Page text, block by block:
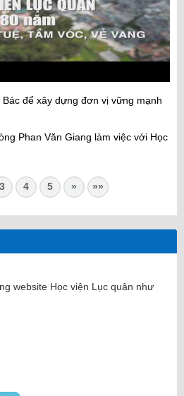
để xây dựng đơn vị vững mạnh
Phan Văn Giang làm việc với Học
3 4 5 » »»
website Học viện Lục quân như